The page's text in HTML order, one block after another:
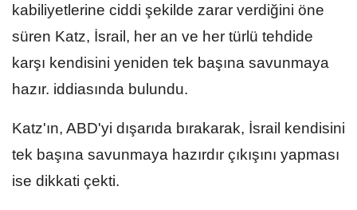
kabiliyetlerine ciddi şekilde zarar verdiğini öne
süren Katz, İsrail, her an ve her türlü tehdide
karşı kendisini yeniden tek başına savunmaya
hazır. iddiasında bulundu.
Katz'ın, ABD'yi dışarıda bırakarak, İsrail kendisini
tek başına savunmaya hazırdır çıkışını yapması
ise dikkati çekti.